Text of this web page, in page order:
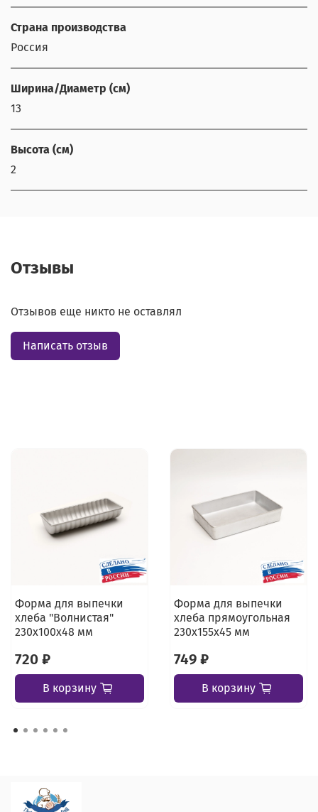
Страна производства
Россия
Ширина/Диаметр (см)
13
Высота (см)
2
Отзывы
Отзывов еще никто не оставлял
Написать отзыв
Форма для выпечки
хлеба "Волнистая"
230х100х48 мм
720 ₽
В корзину
Форма для выпечки
хлеба прямоугольная
230х155х45 мм
749 ₽
В корзину